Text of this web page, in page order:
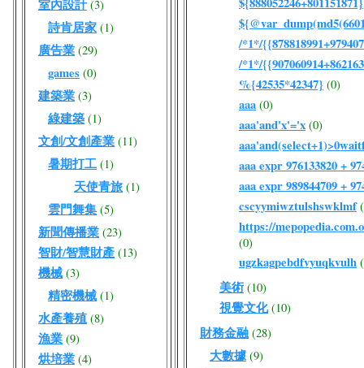
室內設計 (3)
詩肯居家 (1)
廣告業 (29)
games (0)
建築業 (3)
綠建築 (1)
文創/文創產業 (11)
暑期打工 (1)
天使青旅 (1)
雲門舞集 (5)
新聞傳播業 (23)
智財/智慧財產 (13)
機械 (3)
精密機械 (1)
水產養殖 (8)
漁業 (9)
烘培業 (4)
/*1*/
/*1*/
%{42535*42347} (0)
aaa (0)
aaa'and'x'='x (0)
aaa expr 976133820 +
aaa expr 989844709 +
cscyymiwztulshswklmf
https://
(0)
ugzkagpebdfvyuqkvulh
美術 (10)
視覺文化 (10)
財務金融 (28)
大數據 (9)